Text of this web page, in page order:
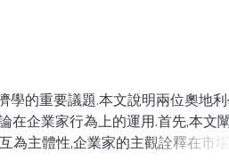
neoclassical economic
in around 60 years time
performance has intrigued
importantly, a development model
(including those from the
attributed to its dynamic
學的重要議題.本文說明兩位奧地
在企業家行為上的運用.首先,本文
主體性,企業家的主觀詮釋在市場